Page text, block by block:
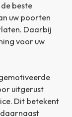
beste
uw poorten
Daarbij
voor uw
uitgerust
Dit betekent
daarnaast